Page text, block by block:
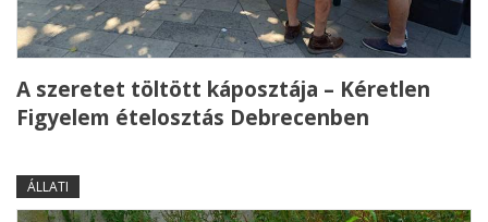
A szeretet töltött káposztája – Kéretlen
Figyelem ételosztás Debrecenben
ÁLLATI